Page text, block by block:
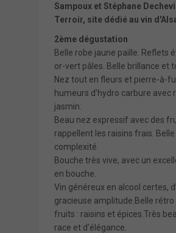
Sampoux et Stéphane
Terroir, site dédié au vin
2ème dégustation
Belle robe jaune paille. Reflets
or-vert pâles. Belle brillance et
Nez tout en fleurs et pierre-à-
humeurs d’hydro carbure avec
jasmin.
Beau nez expressif avec des
rappellent les raisins frais. Belle
complexité.
Bouche très vive, avec un
en bouche.
Vin généreux en alcool certes,
gracieuse amplitude.Belle rétro
fruits : raisins et épices.Très
race et d’élégance.